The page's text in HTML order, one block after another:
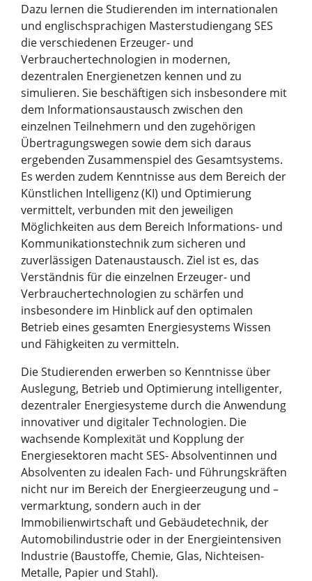
Dazu lernen die Studierenden im internationalen
und englischsprachigen Masterstudiengang SES
die verschiedenen Erzeuger- und
Verbrauchertechnologien in modernen,
dezentralen Energienetzen kennen und zu
simulieren. Sie beschäftigen sich insbesondere mit
dem Informationsaustausch zwischen den
einzelnen Teilnehmern und den zugehörigen
Übertragungswegen sowie dem sich daraus
ergebenden Zusammenspiel des Gesamtsystems.
Es werden zudem Kenntnisse aus dem Bereich der
Künstlichen Intelligenz (KI) und Optimierung
vermittelt, verbunden mit den jeweiligen
Möglichkeiten aus dem Bereich Informations- und
Kommunikationstechnik zum sicheren und
zuverlässigen Datenaustausch. Ziel ist es, das
Verständnis für die einzelnen Erzeuger- und
Verbrauchertechnologien zu schärfen und
insbesondere im Hinblick auf den optimalen
Betrieb eines gesamten Energiesystems Wissen
und Fähigkeiten zu vermitteln.
Die Studierenden erwerben so Kenntnisse über
Auslegung, Betrieb und Optimierung intelligenter,
dezentraler Energiesysteme durch die Anwendung
innovativer und digitaler Technologien. Die
wachsende Komplexität und Kopplung der
Energiesektoren macht SES- Absolventinnen und
Absolventen zu idealen Fach- und Führungskräften
nicht nur im Bereich der Energieerzeugung und –
vermarktung, sondern auch in der
Immobilienwirtschaft und Gebäudetechnik, der
Automobilindustrie oder in der Energieintensiven
Industrie (Baustoffe, Chemie, Glas, Nichteisen-
Metalle, Papier und Stahl).